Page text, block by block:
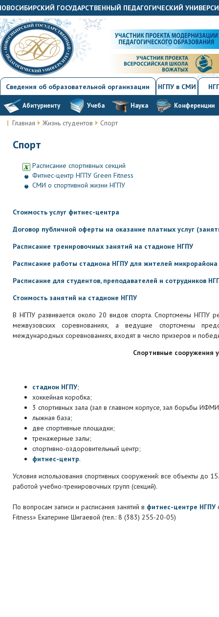
ГОСУДАРСТВЕННЫЙ ПЕДАГОГИЧЕСКИЙ
Сведения об образовательной организации НГПУ в СМИ
Абитуриенту Учеба Наука Конференции
Главная Жизнь студентов Спорт
Спорт
Расписание спортивных секций
Фитнес-центр НГПУ Green Fitness
СМИ о спортивной жизни НГПУ
Стоимость услуг фитнес-центра
Договор публичной оферты на оказание платных услуг
Расписание тренировочных занятий на стадионе НГПУ
Расписание работы стадиона НГПУ для жителей микрорайона
Расписание для студентов, преподавателей и сотрудников
Стоимость занятий на стадионе НГПУ
В НГПУ развивается около 20 видов спорта. Спортсмены НГПУ
межвузовских соревнованиях, а ведущие спортсмены
международных соревнованиях, входят в число призеров и
Спортивные сооружения
стадион НГПУ;
хоккейная коробка;
3 спортивных зала (зал в главном корпусе, зал борьбы
лыжная база;
две спортивные площадки;
тренажерные залы;
спортивно-оздоровительный центр;
фитнес-центр.
Условия использования спортивных сооружений: все объекты до
работой учебно-тренировочных групп (секций).
По вопросам записи и расписания занятий в фитнес-центре НГПУ
Fitness» Екатерине Шигаевой (тел.: 8 (383) 255-20-05)